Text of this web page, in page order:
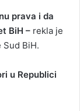
prava i da
BiH – rekla je
BiH.
u Republici